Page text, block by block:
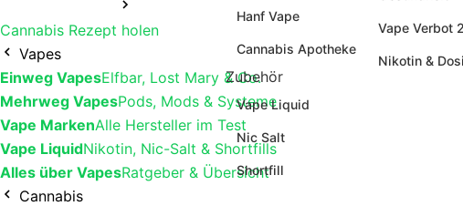
Hanf Vape
Cannabis Apotheke
Zubehör
Vape Liquid
Nic Salt
Shortfill
Vape Verbot
Nikotin &
Cannabis Rezept holen
Vapes
Einweg VapesElfbar, Lost Mary & Co.
Mehrweg VapesPods, Mods & Systeme
Vape MarkenAlle Hersteller im Test
Vape LiquidNikotin, Nic-Salt & Shortfills
Alles über VapesRatgeber & Übersicht
Cannabis